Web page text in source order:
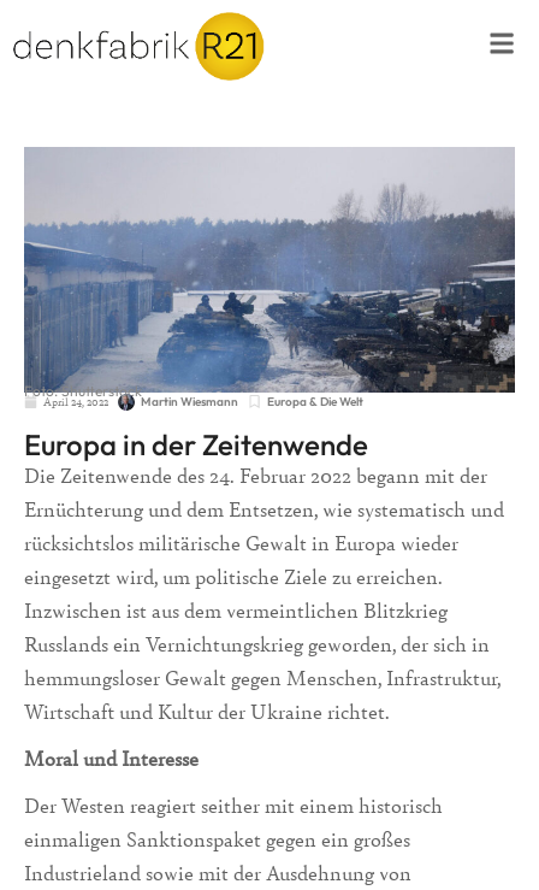
Foto: Shutterstock
April 24, 2022 Martin Wiesmann Europa & Die Welt
Europa in der Zeitenwende
Die Zeitenwende des 24. Februar 2022 begann mit der
Ernüchterung und dem Entsetzen, wie systematisch und
rücksichtslos militärische Gewalt in Europa wieder
eingesetzt wird, um politische Ziele zu erreichen.
Inzwischen ist aus dem vermeintlichen Blitzkrieg
Russlands ein Vernichtungskrieg geworden, der sich in
hemmungsloser Gewalt gegen Menschen, Infrastruktur,
Wirtschaft und Kultur der Ukraine richtet.
Moral und Interesse
Der Westen reagiert seither mit einem historisch
einmaligen Sanktionspaket gegen ein großes
Industrieland sowie mit der Ausdehnung von